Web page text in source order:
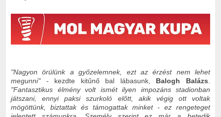
"Nagyon örülünk a győzelemnek, ezt az érzést nem lehet
megunni"- kezdte kitűnő bal lábasunk, Balogh Balázs
"Fantasztikus élmény volt ismét ilyen impozáns stadionban
játszani, ennyi paksi szurkoló előtt, akik végig ott voltak
mögöttünk, biztattak és támogattak minket - ez rengeteget